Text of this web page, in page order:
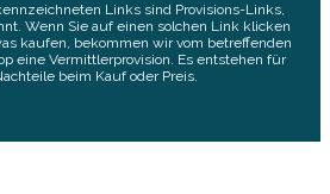
Links sind Provisions-Links,
Wenn Sie auf einen solchen Link klicken
kaufen, bekommen wir vom betreffenden
eine Vermittlerprovision. Es entstehen für
beim Kauf oder Preis.